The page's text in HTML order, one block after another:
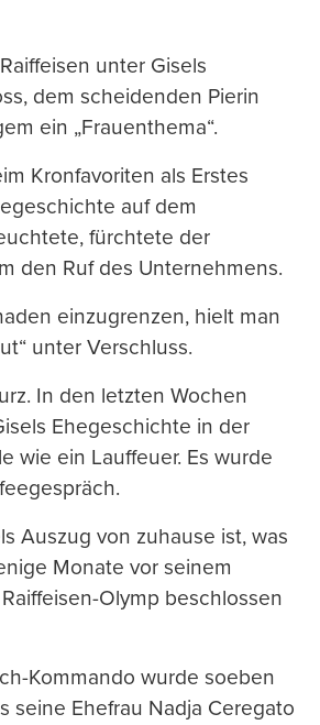
unter Gisels
dem scheidenden Pierin
ein „Frauenthema“.
Kronfavoriten als Erstes
auf dem
fürchtete der
den Ruf des Unternehmens.
einzugrenzen, hielt man
unter Verschluss.
In den letzten Wochen
Ehegeschichte in der
wie ein Lauffeuer. Es wurde
Auszug von zuhause ist, was
Monate vor seinem
Olymp beschlossen
Kommando wurde soeben
seine Ehefrau Nadja Ceregato